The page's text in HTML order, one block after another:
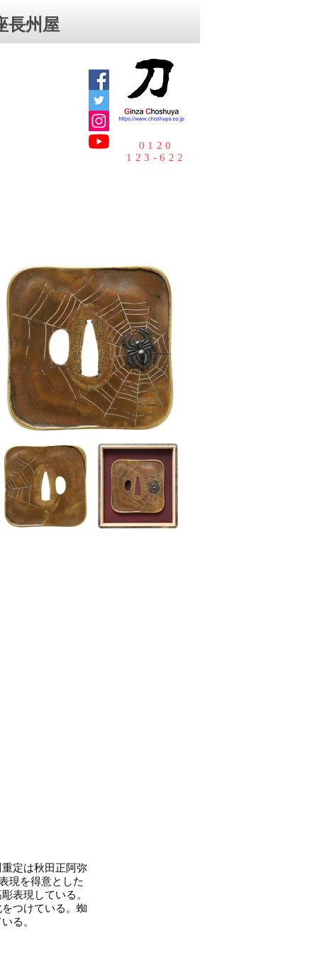
⻑州屋
0120
123-622
定は秋田正阿弥
現を得意とした
表現している。
つけている。蜘
る。